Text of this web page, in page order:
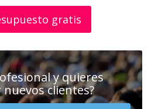
gratis
y quieres
clientes?